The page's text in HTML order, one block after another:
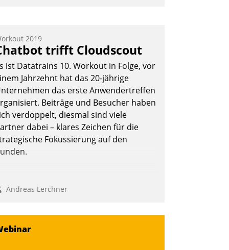
kurzweilige Einblicke in
Cloud-Strategien und -
mit hohem Zukunftspotenzial.
Andreas Lerchner
2019
trifft Cloudscout
ist Datatrains 10. Workout in Folge, vor
Jahrzehnt hat das 20-jährige
das erste Anwendertreffen
Beiträge und Besucher haben
verdoppelt, diesmal sind viele
dabei – klares Zeichen für die
Fokussierung auf den
Andreas Lerchner